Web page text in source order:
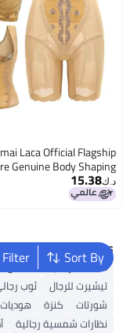
Laca Official Flagship
Genuine Body Shaping
Really Beautiful Long
Manager Three-Piece Set
د.ك‏15.38
Sort By
FilterPopular Searches
محفظة رجالية ملابس
تيشيرت للرجال
ثوب
شورتات
كنزة
نظارات شمسية رجالية